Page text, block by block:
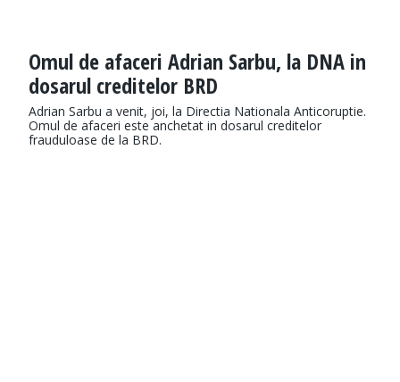
Omul de afaceri Adrian Sarbu, la DNA in
dosarul creditelor BRD
Adrian Sarbu a venit, joi, la Directia Nationala Anticoruptie.
Omul de afaceri este anchetat in dosarul creditelor
frauduloase de la BRD.